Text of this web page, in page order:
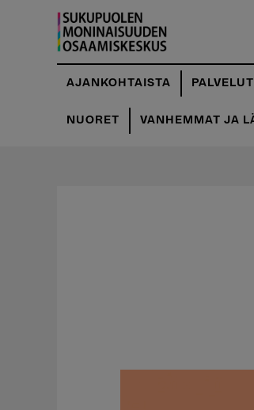
pääsisältöön
AJANKOHTAISTA PALVELUT
NUORET VANHEMMAT JA